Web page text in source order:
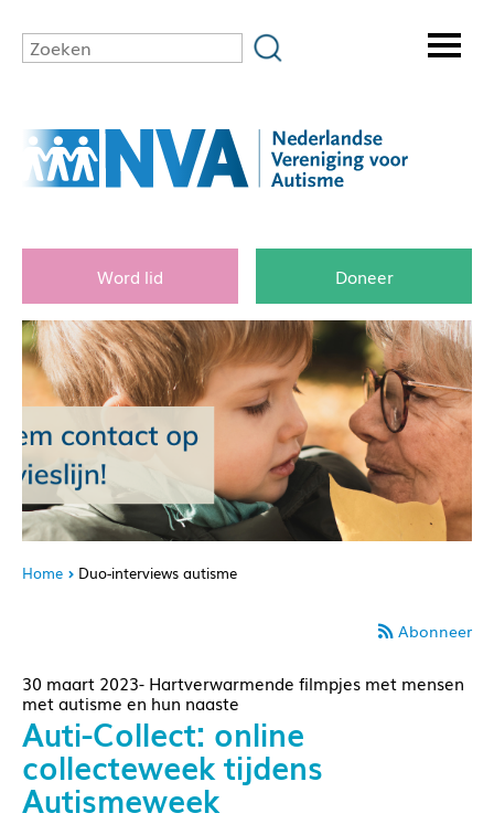
Word lid Doneer
Home Duo-interviews autisme
Abonneer
30 maart 2023- Hartverwarmende filmpjes met mensen
met autisme en hun naaste
Auti-Collect: online
collecteweek tijdens
Autismeweek